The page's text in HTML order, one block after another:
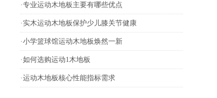
·专业运动木地板主要有哪些优点
· 实木运动木地板保护少儿膝关节健康
·小学篮球馆运动木地板焕然一新
·如何选购运动1木地板
·运动木地板核心性能指标需求